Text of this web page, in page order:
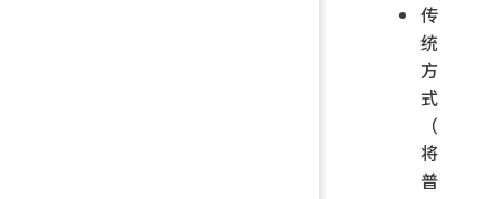
传
统
方
式
（
将
普